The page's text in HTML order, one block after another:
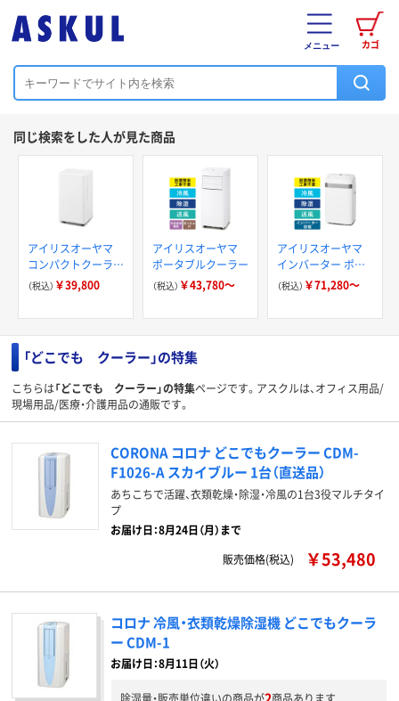
カゴ
メニュー
同じ検索をした人が見た商品
アイリスオーヤマ
コンパクトクーラー
工事不要 冷風 送風
除湿 冷房 スポット
（税込） ￥39,800
アイリスオーヤマ
ポータブルクーラー
（税込） ￥43,780～
アイリスオーヤマ
インバーター ポー
タブルクーラー
（税込） ￥71,280～
「どこでも クーラー」の特集
こちらは「どこでも クーラー」の特集ページです。アスクルは、オフィス用品/
現場用品/医療・介護用品の通販です。
CORONA コロナ どこでもクーラー CDM-
F1026-A スカイブルー 1台（直送品）
あちこちで活躍、衣類乾燥・除湿・冷風の1台3役マルチタイ
プ
お届け日：8月24日（月）まで
販売価格(税込)
￥53,480
コロナ 冷風・衣類乾燥除湿機 どこでもクーラ
ー CDM-1
お届け日：8月11日（火）
除湿量・販売単位違いの商品が2商品あります